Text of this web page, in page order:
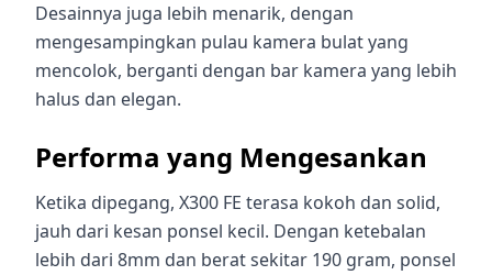
Desainnya juga lebih menarik, dengan
mengesampingkan pulau kamera bulat yang
mencolok, berganti dengan bar kamera yang lebih
halus dan elegan.
Performa yang Mengesankan
Ketika dipegang, X300 FE terasa kokoh dan solid,
jauh dari kesan ponsel kecil. Dengan ketebalan
lebih dari 8mm dan berat sekitar 190 gram, ponsel